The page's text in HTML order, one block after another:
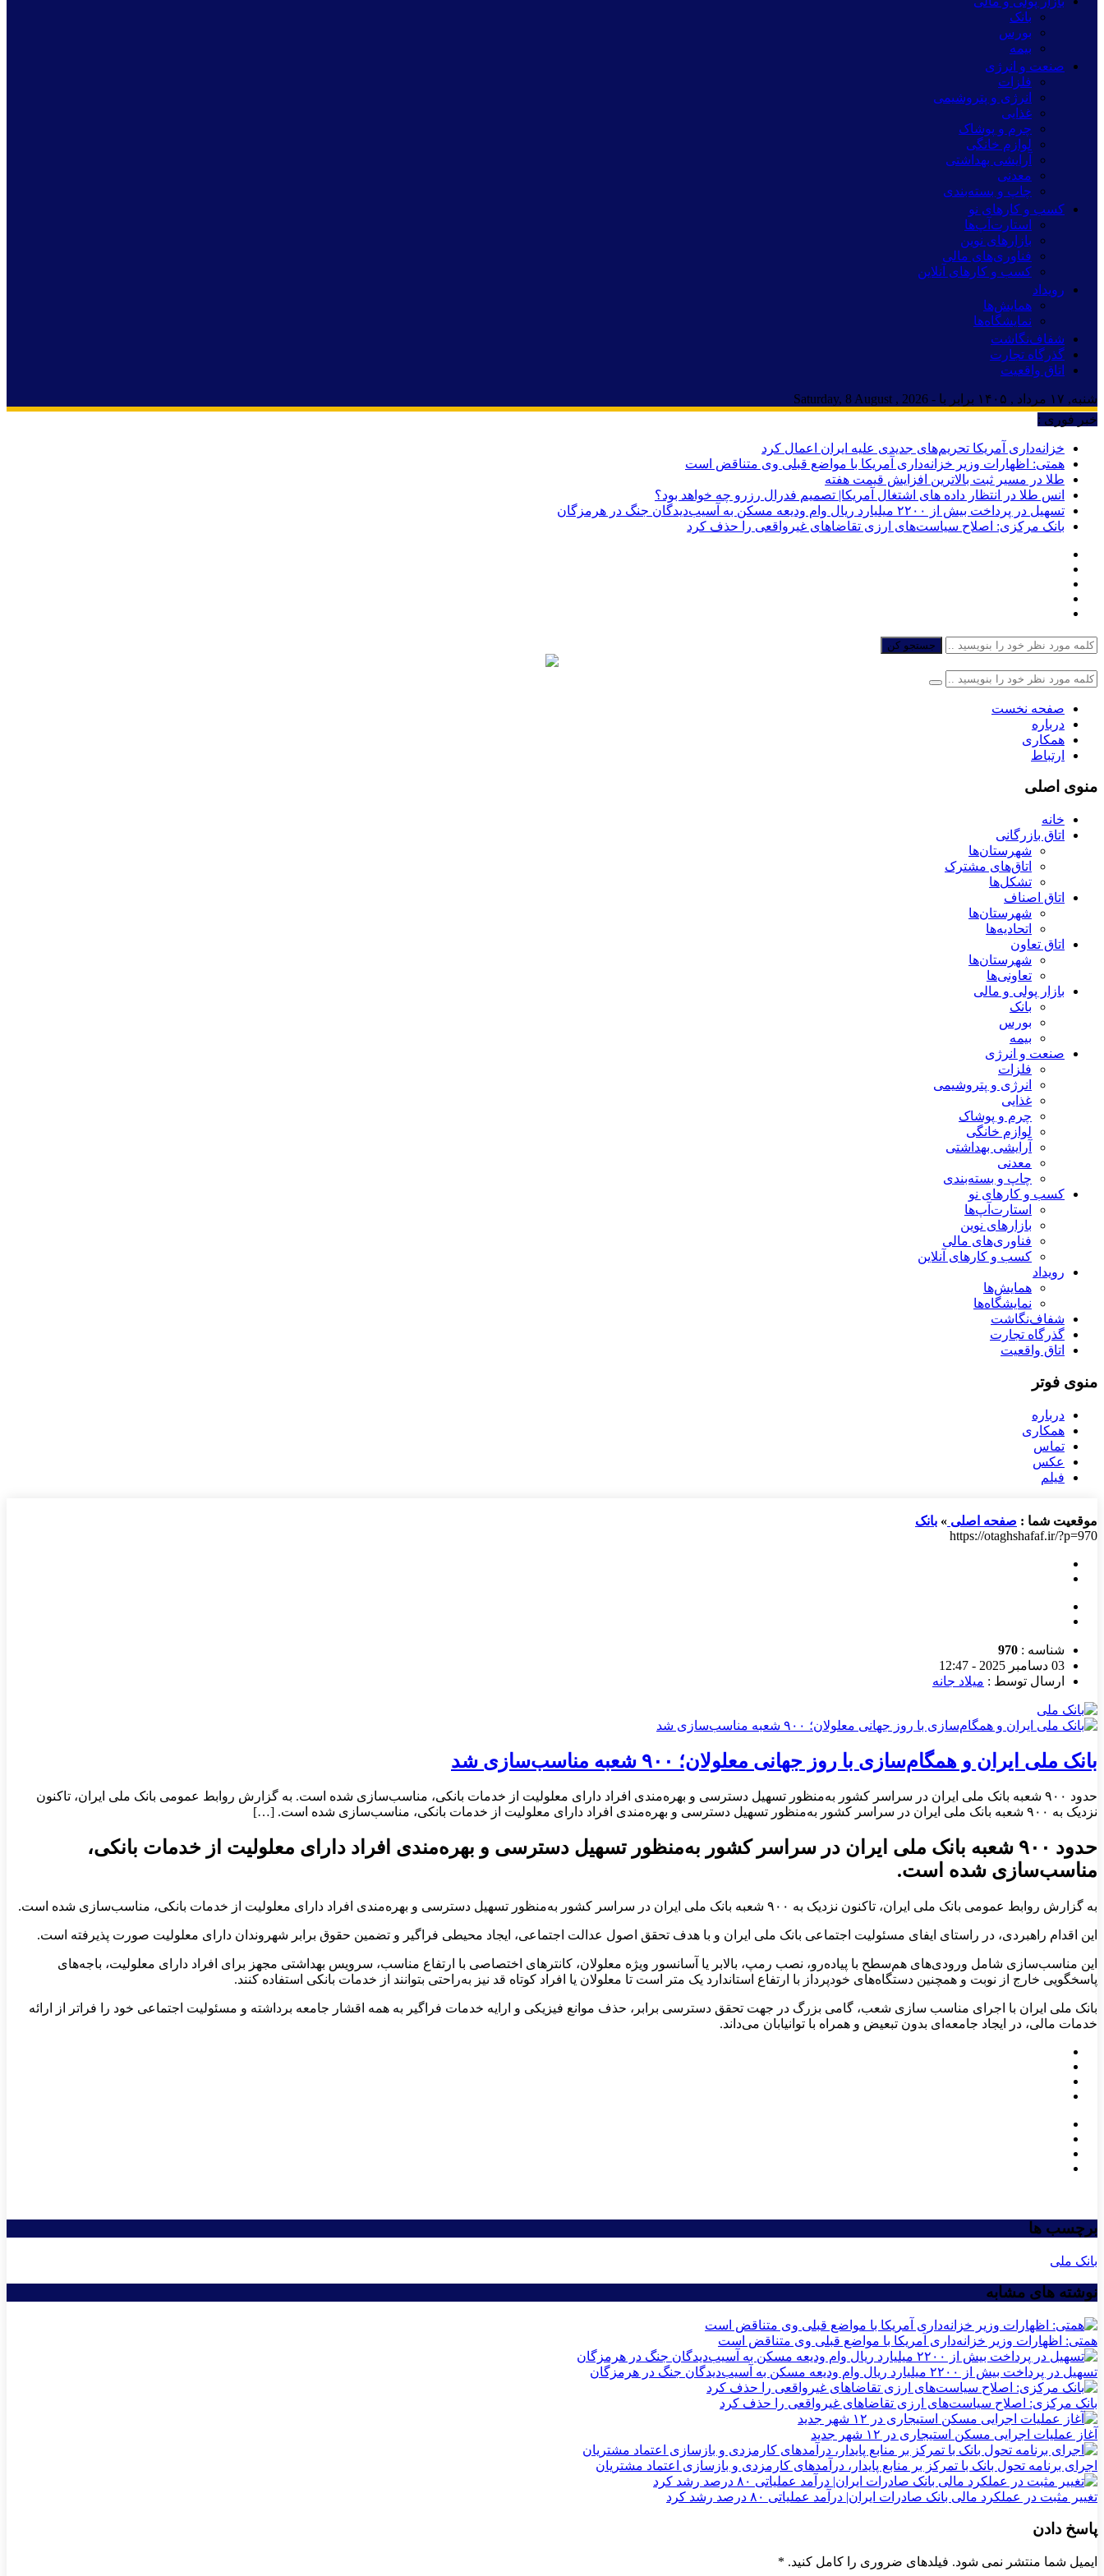
بانک
بورس
بیمه
صنعت و انرژی
فلزات
انرژی و پتروشیمی
غذایی
چرم و پوشاک
لوازم خانگی
آرایشی بهداشتی
معدنی
چاپ و بسته‌بندی
کسب و کارهای نو
استارت‌آپ‌ها
بازارهای نوین
فناوری‌های مالی
کسب و کارهای آنلاین
رویداد
همایش‌ها
نمایشگاه‌ها
شفاف‌نگاشت
گذرگاه تجارت
اتاق واقعیت
شنبه, ۱۷ مرداد , ۱۴۰۵ برابر با - Saturday, 8 August , 2026
خبر فوری :
خزانه‌داری آمریکا تحریم‌های جدیدی علیه ایران اعمال کرد
همتی: اظهارات وزیر خزانه‌داری آمریکا با مواضع قبلی وی متناقض است
طلا در مسیر ثبت بالاترین افزایش قیمت هفته
انس طلا در انتظار داده های اشتغال آمریکا| تصمیم فدرال رزرو چه خواهد بود؟
تسهیل در پرداخت بیش از ۲۲۰۰ میلیارد ریال وام ودیعه مسکن به آسیب‌دیدگان جنگ در هرمزگان
بانک مرکزی: اصلاح سیاست‌های ارزی تقاضاهای غیرواقعی را حذف کرد
جستجو کن
صفحه نخست
درباره
همکاری
ارتباط
منوی اصلی
خانه
اتاق بازرگانی
شهرستان‌ها
اتاق‌های مشترک
تشکل‌ها
اتاق اصناف
شهرستان‌ها
اتحادیه‌ها
اتاق تعاون
شهرستان‌ها
تعاونی‌ها
بازار پولی و مالی
بانک
بورس
بیمه
صنعت و انرژی
فلزات
انرژی و پتروشیمی
غذایی
چرم و پوشاک
لوازم خانگی
آرایشی بهداشتی
معدنی
چاپ و بسته‌بندی
کسب و کارهای نو
استارت‌آپ‌ها
بازارهای نوین
فناوری‌های مالی
کسب و کارهای آنلاین
رویداد
همایش‌ها
نمایشگاه‌ها
شفاف‌نگاشت
گذرگاه تجارت
اتاق واقعیت
منوی فوتر
درباره
همکاری
تماس
عکس
فیلم
موقعیت شما : صفحه اصلی » بانک
https://otaghshafaf.ir/?p=970
شناسه : 970
03 دسامبر 2025 - 12:47
ارسال توسط : میلاد جانه
بانک ملی ایران و همگام‌سازی با روز جهانی معلولان؛ ۹۰۰ شعبه مناسب‌سازی شد
حدود ۹۰۰ شعبه بانک ملی ایران در سراسر کشور به‌منظور تسهیل دسترسی و بهره‌مندی افراد دارای معلولیت از خدمات بانکی، مناسب‌سازی شده است. به گزارش روابط‌ عمومی بانک ملی ایران، تاکنون
نزدیک به ۹۰۰ شعبه بانک ملی ایران در سراسر کشور به‌منظور تسهیل دسترسی و بهره‌مندی افراد دارای معلولیت از خدمات بانکی، مناسب‌سازی شده است. […]
حدود ۹۰۰ شعبه بانک ملی ایران در سراسر کشور به‌منظور تسهیل دسترسی و بهره‌مندی افراد دارای معلولیت از خدمات بانکی،
مناسب‌سازی شده است.
به گزارش روابط‌ عمومی بانک ملی ایران، تاکنون نزدیک به ۹۰۰ شعبه بانک ملی ایران در سراسر کشور به‌منظور تسهیل دسترسی و بهره‌مندی افراد دارای معلولیت از خدمات بانکی، مناسب‌سازی شده است.
این اقدام راهبردی، در راستای ایفای مسئولیت اجتماعی بانک ملی ایران و با هدف تحقق اصول عدالت اجتماعی، ایجاد محیطی فراگیر و تضمین حقوق برابر شهروندان دارای معلولیت صورت پذیرفته است.
این مناسب‌سازی شامل ورودی‌های هم‌سطح با پیاده‌رو، نصب رمپ، بالابر یا آسانسور ویژه معلولان، کانترهای اختصاصی با ارتفاع مناسب، سرویس بهداشتی مجهز برای افراد دارای معلولیت، باجه‌های
پاسخگویی خارج از نوبت و همچنین دستگاه‌های خودپرداز با ارتفاع استاندارد یک متر است تا معلولان یا افراد کوتاه قد نیز به‌راحتی بتوانند از خدمات بانکی استفاده کنند.
بانک ملی ایران با اجرای مناسب سازی شعب، گامی بزرگ در جهت تحقق دسترسی برابر، حذف موانع فیزیکی و ارایه خدمات فراگیر به همه اقشار جامعه برداشته و مسئولیت اجتماعی خود را فراتر از ارائه
خدمات مالی، در ایجاد جامعه‌ای بدون تبعیض و همراه با توانیابان می‌داند.
برچسب ها
بانک ملی
نوشته های مشابه
همتی: اظهارات وزیر خزانه‌داری آمریکا با مواضع قبلی وی متناقض است
تسهیل در پرداخت بیش از ۲۲۰۰ میلیارد ریال وام ودیعه مسکن به آسیب‌دیدگان جنگ در هرمزگان
بانک مرکزی: اصلاح سیاست‌های ارزی تقاضاهای غیرواقعی را حذف کرد
آغاز عملیات اجرایی مسکن استیجاری در ۱۲ شهر جدید
اجرای برنامه تحول بانک با تمرکز بر منابع پایدار، درآمدهای کارمزدی و بازسازی اعتماد مشتریان
تغییر مثبت در عملکرد مالی بانک صادرات ایران| درآمد عملیاتی ۸۰ درصد رشد کرد
پاسخ دادن
ایمیل شما منتشر نمی شود. فیلدهای ضروری را کامل کنید. *